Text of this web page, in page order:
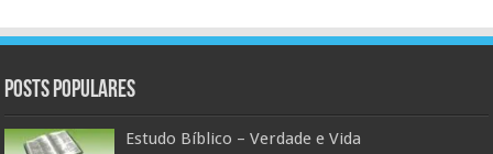
Posts populares
Estudo Bíblico – Verdade e Vida